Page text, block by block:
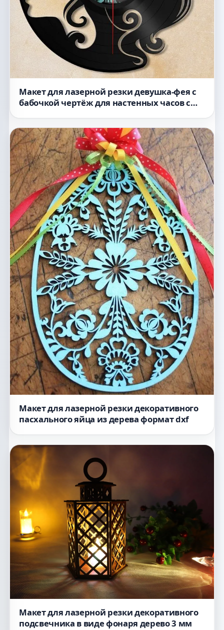
Макет для лазерной резки девушка-фея с
бабочкой чертёж для настенных часов с
Макет для лазерной резки декоративного
пасхального яйца из дерева формат dxf
Макет для лазерной резки декоративного
подсвечника в виде фонаря дерево 3 мм